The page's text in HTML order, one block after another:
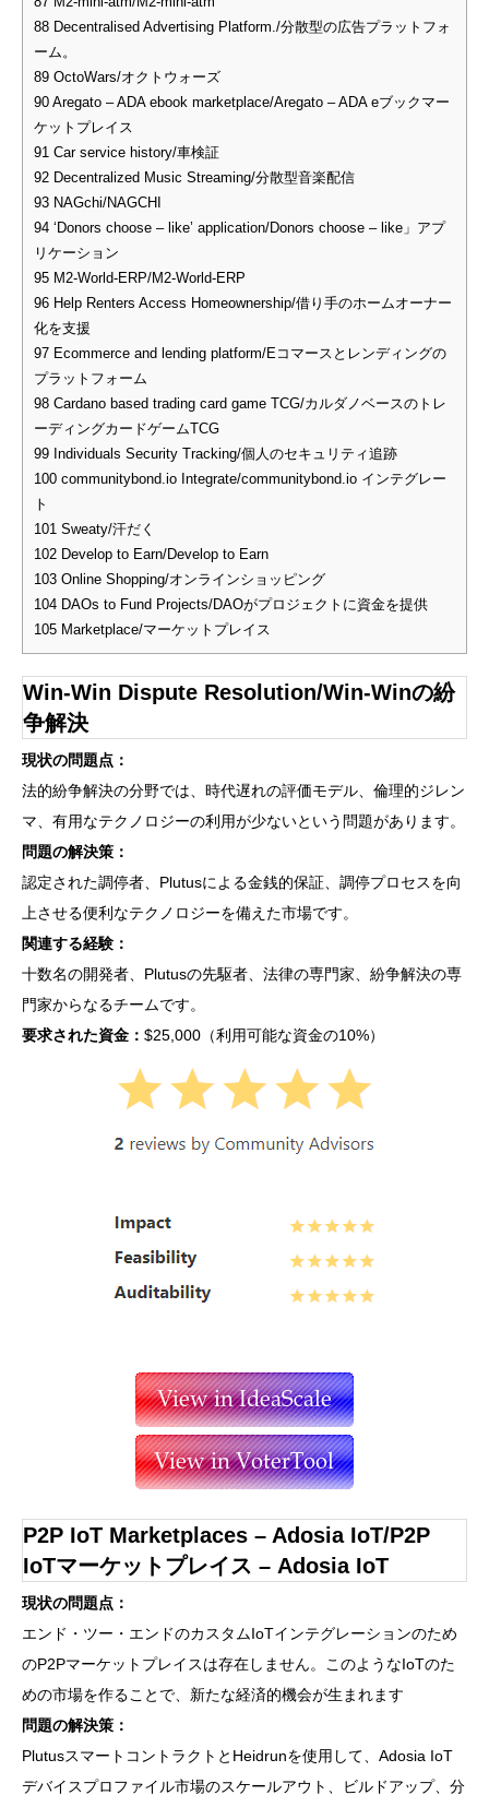
88 Decentralised Advertising Platform./分散型の広告プラットフォ
ーム。
89 OctoWars/オクトウォーズ
90 Aregato – ADA ebook marketplace/Aregato – ADA eブックマー
ケットプレイス
91 Car service history/車検証
92 Decentralized Music Streaming/分散型音楽配信
93 NAGchi/NAGCHI
94 ‘Donors choose – like’ application/Donors choose – like」アプ
リケーション
95 M2-World-ERP/M2-World-ERP
96 Help Renters Access Homeownership/借り手のホームオーナー
化を支援
97 Ecommerce and lending platform/Eコマースとレンディングの
プラットフォーム
98 Cardano based trading card game TCG/カルダノベースのトレ
ーディングカードゲームTCG
99 Individuals Security Tracking/個人のセキュリティ追跡
100 communitybond.io Integrate/communitybond.io インテグレー
ト
101 Sweaty/汗だく
102 Develop to Earn/Develop to Earn
103 Online Shopping/オンラインショッピング
104 DAOs to Fund Projects/DAOがプロジェクトに資金を提供
105 Marketplace/マーケットプレイス
Win-Win Dispute Resolution/Win-Winの紛
争解決
現状の問題点：
法的紛争解決の分野では、時代遅れの評価モデル、倫理的ジレン
マ、有用なテクノロジーの利用が少ないという問題があります。
問題の解決策：
認定された調停者、Plutusによる金銭的保証、調停プロセスを向
上させる便利なテクノロジーを備えた市場です。
関連する経験：
十数名の開発者、Plutusの先駆者、法律の専門家、紛争解決の専
門家からなるチームです。
要求された資金： $25,000（利用可能な資金の10%）
P2P IoT Marketplaces – Adosia IoT/P2P
IoTマーケットプレイス – Adosia IoT
現状の問題点：
エンド・ツー・エンドのカスタムIoTインテグレーションのため
のP2Pマーケットプレイスは存在しません。このようなIoTのた
めの市場を作ることで、新たな経済的機会が生まれます
問題の解決策：
PlutusスマートコントラクトとHeidrunを使用して、Adosia IoT
デバイスプロファイル市場のスケールアウト、ビルドアップ、分